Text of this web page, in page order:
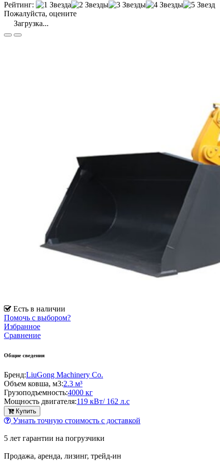
Рейтинг:
Пожалуйста, оцените
Загрузка...
Есть в наличии
Помочь с выбором?
Избранное
Сравнение
Общие сведения
Бренд:LiuGong Machinery Co.
Объем ковша, м3:2.3 м³
Грузоподъемность:4000 кг
Мощность двигателя:119 кВт/ 162 л.с
Купить
Узнать точную стоимость с доставкой
5 лет гарантии на погрузчики
Продажа, аренда, лизинг, трейд-ин